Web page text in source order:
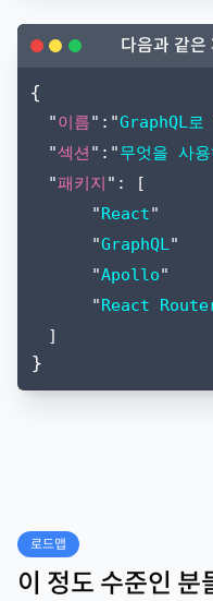
다음과 같은
{
"이름":"GraphQL
"섹션 ":"무엇을 사
"패키지 ": [
"React"
"GraphQL "
"Apollo"
"React
]
}
로드맵
이 정도 수준인 분